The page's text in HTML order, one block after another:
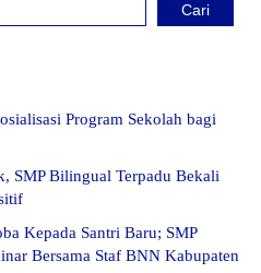
Cari
Program Sekolah bagi
SMP Bilingual Terpadu Bekali
Kepada Santri Baru; SMP
Bersama Staf BNN Kabupaten